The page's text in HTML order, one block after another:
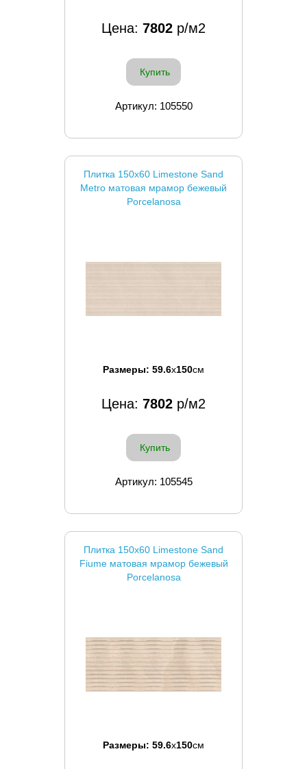
Цена: 7802 р/м2
Купить
Артикул: 105550
Плитка 150x60 Limestone Sand
Metro матовая мрамор бежевый
Porcelanosa
Размеры: 59.6x150см
Цена: 7802 р/м2
Купить
Артикул: 105545
Плитка 150x60 Limestone Sand
Fiume матовая мрамор бежевый
Porcelanosa
Размеры: 59.6x150см